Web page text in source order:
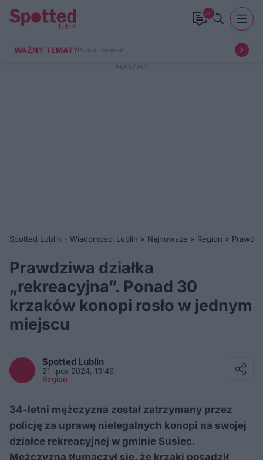
99+
WAŻNY TEMAT?Prześlij newsa!
Spotted Lublin - Wiadomości Lublin » Najnowsze » Region »
Prawdziwa działka
„rekreacyjna”. Ponad 30
krzaków konopi rosło w jednym
miejscu
Spotted Lublin
21 lipca 2024, 13:49
Region
34-letni mężczyzna został zatrzymany przez
policję za uprawę nielegalnych konopi na swojej
działce rekreacyjnej w gminie Susiec.
Mężczyzna tłumaczył się, że krzaki posadził